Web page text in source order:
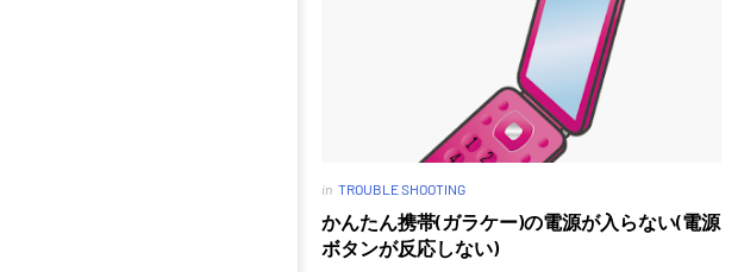
in TROUBLE SHOOTING
かんたん携帯(ガラケー)の電源が入らない(電源
ボタンが反応しない)